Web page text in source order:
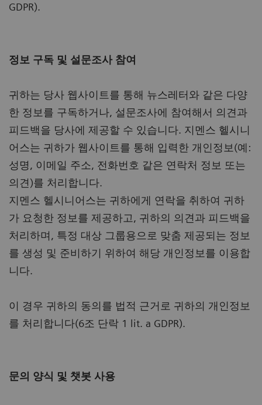
GDPR).
정보 구독 및 설문조사 참여
귀하는 당사 웹사이트를 통해 뉴스레터와 같은 다양
한 정보를 구독하거나, 설문조사에 참여해서 의견과
피드백을 당사에 제공할 수 있습니다. 지멘스 헬시니
어스는 귀하가 웹사이트를 통해 입력한 개인정보(예:
성명, 이메일 주소, 전화번호 같은 연락처 정보 또는
의견)를 처리합니다.
지멘스 헬시니어스는 귀하에게 연락을 취하여 귀하
가 요청한 정보를 제공하고, 귀하의 의견과 피드백을
처리하며, 특정 대상 그룹용으로 맞춤 제공되는 정보
를 생성 및 준비하기 위하여 해당 개인정보를 이용합
니다.
이 경우 귀하의 동의를 법적 근거로 귀하의 개인정보
를 처리합니다(6조 단락 1 lit. a GDPR).
문의 양식 및 챗봇 사용